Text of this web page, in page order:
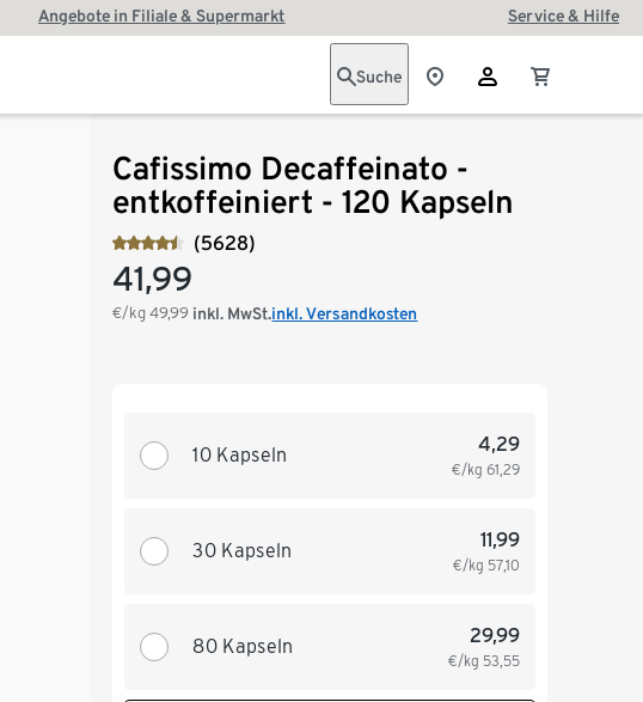
Angebote in Filiale & Supermarkt Service & Hilfe
Suche
Cafissimo Decaffeinato -
entkoffeiniert - 120 Kapseln
(5628)
41,99
€/kg49,99 inkl. MwSt.inkl. Versandkosten
10 Kapseln 4,29
€/kg 61,29
30 Kapseln 11,99
€/kg 57,10
80 Kapseln 29,99
€/kg 53,55